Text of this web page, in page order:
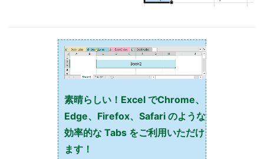
素晴らしい！Excel でChrome、
Edge、Firefox、Safari のような
効率的な Tabs をご利用いただけ
ます！